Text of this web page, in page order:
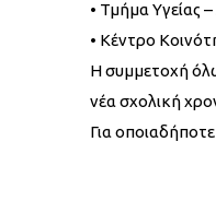
• Τμήμα Υγείας
• Κέντρο
Η συμμετοχή
νέα σχολική
Για